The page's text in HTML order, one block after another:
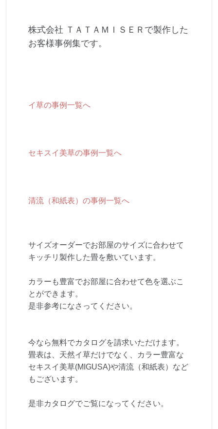
株式会社 ＴＡＴＡＭＩＳＥＲで製作した
お客様事例集です。
イ草の事例一覧へ
セキスイ美草の事例一覧へ
清流（和紙表）の事例一覧へ
サイズオーダーでお部屋のサイズに合わせて
キッチリ製作した畳を敷いています。
カラーも豊富でお部屋に合わせて色を選ぶこ
とができます。
是非参考になさってください。
今なら無料でカタログを請求いただけます。
畳表は、天然イ草だけでなく、カラー豊富な
セキスイ美草(MIGUSA)や清流（和紙表）など
もございます。
是非カタログでご覧になってください。